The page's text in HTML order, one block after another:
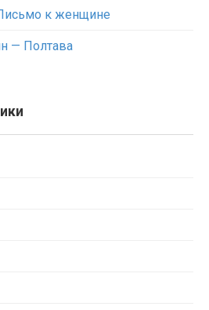
к женщине
— Полтава